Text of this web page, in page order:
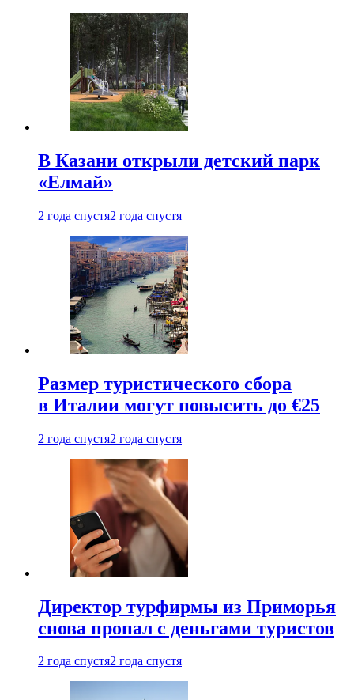
В Казани открыли детский парк
«Елмай»
2 года спустя2 года спустя
Размер туристического сбора
в Италии могут повысить до €25
2 года спустя2 года спустя
Директор турфирмы из Приморья
снова пропал с деньгами туристов
2 года спустя2 года спустя